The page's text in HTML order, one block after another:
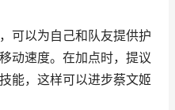
可以为自己和队友提供护
动速度。在加点时，提议
能，这样可以进步蔡文姬